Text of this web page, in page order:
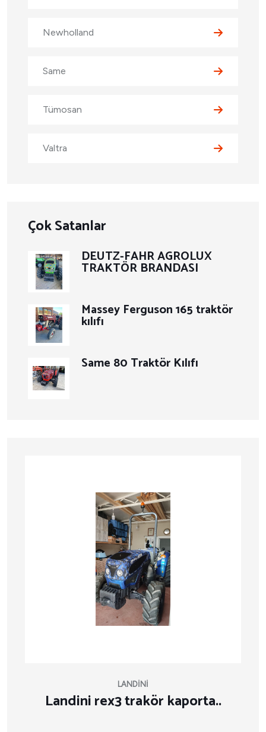
Newholland
Same
Tümosan
Valtra
Çok Satanlar
DEUTZ-FAHR AGROLUX
TRAKTÖR BRANDASI
Massey Ferguson 165 traktör
kılıfı
Same 80 Traktör Kılıfı
LANDINI
Landini rex3 trakör kaporta..